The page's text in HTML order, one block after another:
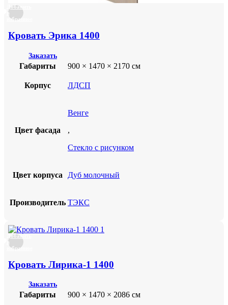
Добавить
в
избранное
Кровать Эрика 1400
Заказать
Габариты 900 × 1470 × 2170 см
Корпус ЛДСП
Цвет фасада
Венге
,
Стекло с рисунком
Цвет корпуса Дуб молочный
Производитель ТЭКС
Добавить
в
избранное
Кровать Лирика-1 1400
Заказать
Габариты 900 × 1470 × 2086 см